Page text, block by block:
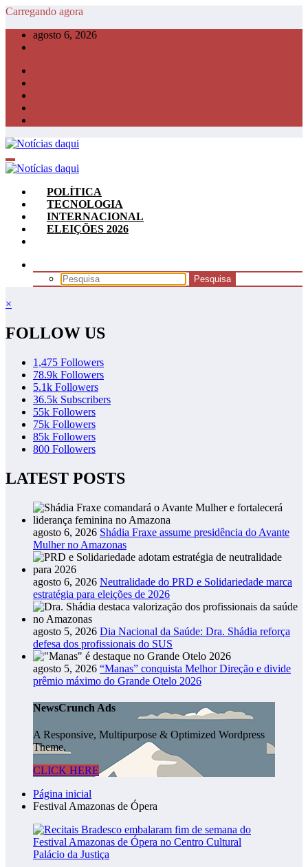
Pular
conteúdo
Carregando agora
agosto 6, 2026
POLÍTICA
TECNOLOGIA
INTERNACIONAL
ELEIÇÕES 2026
×
FOLLOW US
1,475 Followers
78.9k Followers
5.1k Followers
36.5k Subscribers
55k Followers
75k Followers
85k Followers
800 Followers
LATEST POSTS
agosto 6, 2026 Shádia Fraxe assume presidência do Avante
Mulher no Amazonas
agosto 6, 2026 Neutralidade do PRD e Solidariedade marca
estratégia para eleições de 2026
agosto 5, 2026 Dia Nacional da Saúde: Dra. Shádia reforça
defesa dos profissionais do SUS
agosto 5, 2026 “Manas” conquista Melhor Direção e divide
prêmio máximo do Grande Otelo 2026
NewsCrunch Ads
A Responsive, Multipurpose & Optimized Wordpress
Theme.
CLICK HERE
Página inicial
Festival Amazonas de Ópera